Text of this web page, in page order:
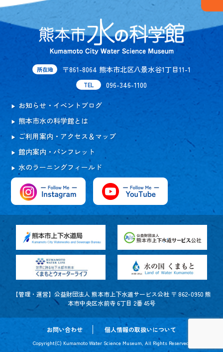
所在地 〒861-8064 熊本市北区八景水谷1丁目11-1
TEL 096-346-1100
お知らせ・イベントブログ
熊本市水の科学館とは
ご利用案内・アクセス＆マップ
館内案内・パンフレット
水のラーニングフィールド
【管理・運営】公益財団法人 熊本市上下水道サービス公社 〒 862-0950 熊
本市中央区水前寺 6丁目 2番 45号
お問い合わせ 個人情報の取扱いについて
Copyright(C) Kumamoto Water Science Museum, All Rights Reserved.